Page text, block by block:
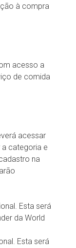
à compra
acesso a
de comida
acessar
a categoria e
na
Esta será
da World
Esta será